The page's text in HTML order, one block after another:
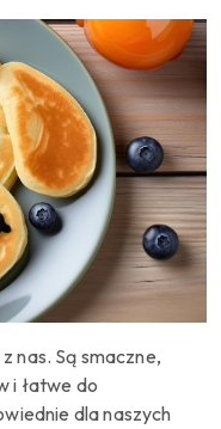
nas. Są smaczne,
i łatwe do
dla naszych